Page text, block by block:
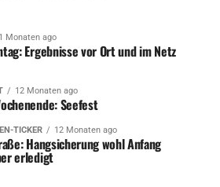
Monaten ago
Ergebnisse vor Ort und im Netz
12 Monaten ago
Seefest
TICKER 12 Monaten ago
Hangsicherung wohl Anfang
erledigt